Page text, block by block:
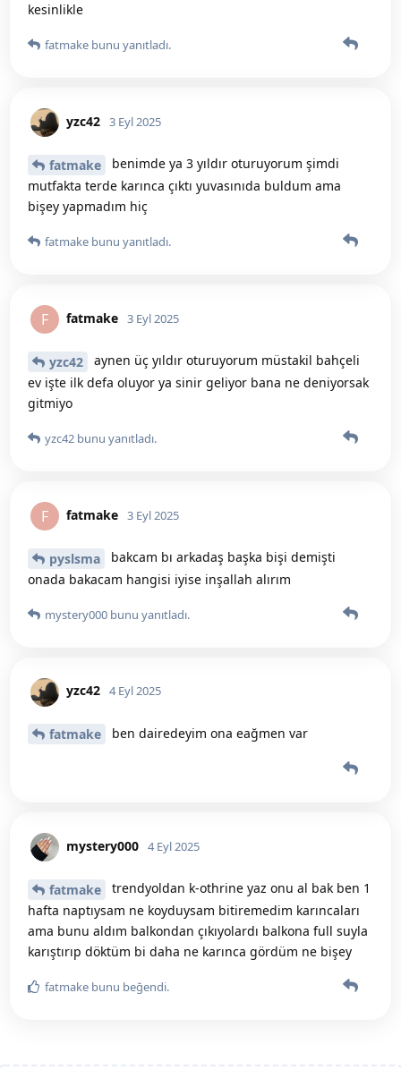
kesinlikle
fatmake bunu yanıtladı.
yzc42 3 Eyl 2025
fatmake
benimde ya 3 yıldır oturuyorum şimdi
mutfakta terde karınca çıktı yuvasınıda buldum ama
bişey yapmadım hiç
fatmake bunu yanıtladı.
F fatmake 3 Eyl 2025
yzc42
aynen üç yıldır oturuyorum müstakil bahçeli
ev işte ilk defa oluyor ya sinir geliyor bana ne deniyorsak
gitmiyo
yzc42 bunu yanıtladı.
F fatmake 3 Eyl 2025
pyslsma
bakcam bı arkadaş başka bişi demişti
onada bakacam hangisi iyise inşallah alırım
mystery000 bunu yanıtladı.
yzc42 4 Eyl 2025
fatmake ben dairedeyim ona eağmen var
mystery000 4 Eyl 2025
fatmake
trendyoldan k-othrine yaz onu al bak ben 1
hafta naptıysam ne koyduysam bitiremedim karıncaları
ama bunu aldım balkondan çıkıyolardı balkona full suyla
karıştırıp döktüm bi daha ne karınca gördüm ne bişey
fatmake bunu beğendi.